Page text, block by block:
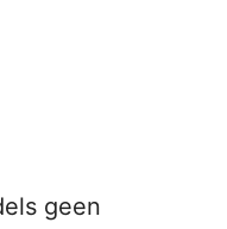
geen